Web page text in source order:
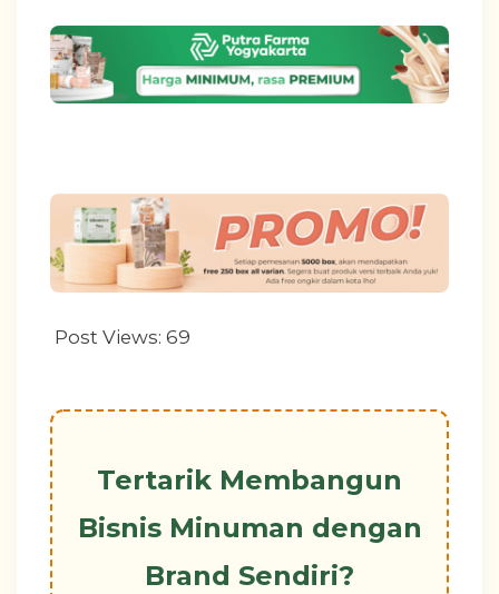
Post Views: 69
Tertarik Membangun
Bisnis Minuman dengan
Brand Sendiri?